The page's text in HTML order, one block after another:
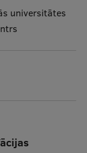
universitātes